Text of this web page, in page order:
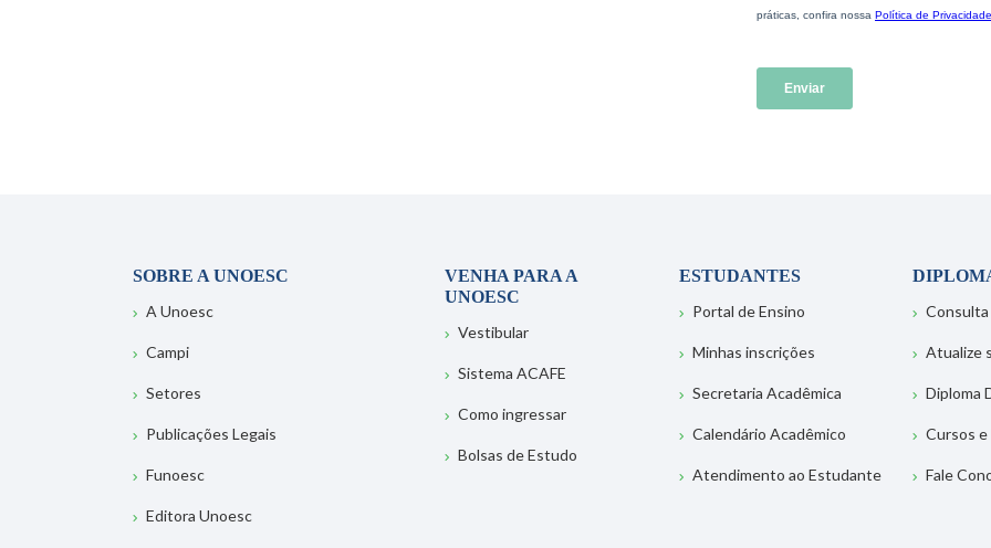
SOBRE A UNOESC
A Unoesc
Campi
Setores
Publicações Legais
Funoesc
Editora Unoesc
VENHA PARA A
UNOESC
Vestibular
Sistema ACAFE
Como ingressar
Bolsas de Estudo
ESTUDANTES
Portal de Ensino
Minhas inscrições
Secretaria Acadêmica
Calendário Acadêmico
Atendimento ao Estudante
Consulta
Atualize
Diploma
Cursos
Fale